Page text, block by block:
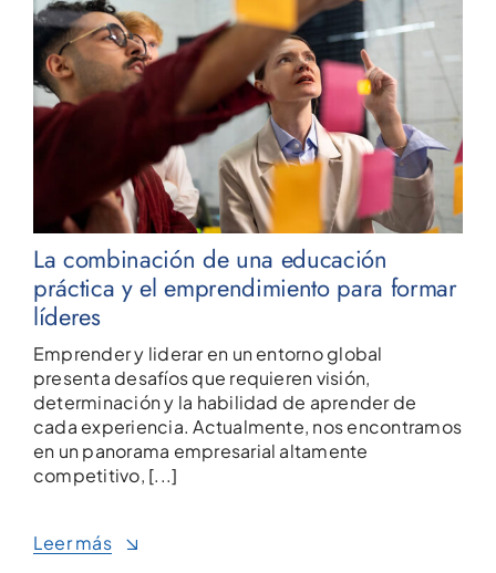
La combinación de una educación
práctica y el emprendimiento para formar
líderes
Emprender y liderar en un entorno global
presenta desafíos que requieren visión,
determinación y la habilidad de aprender de
cada experiencia. Actualmente, nos encontramos
en un panorama empresarial altamente
competitivo, [...]
Leer más